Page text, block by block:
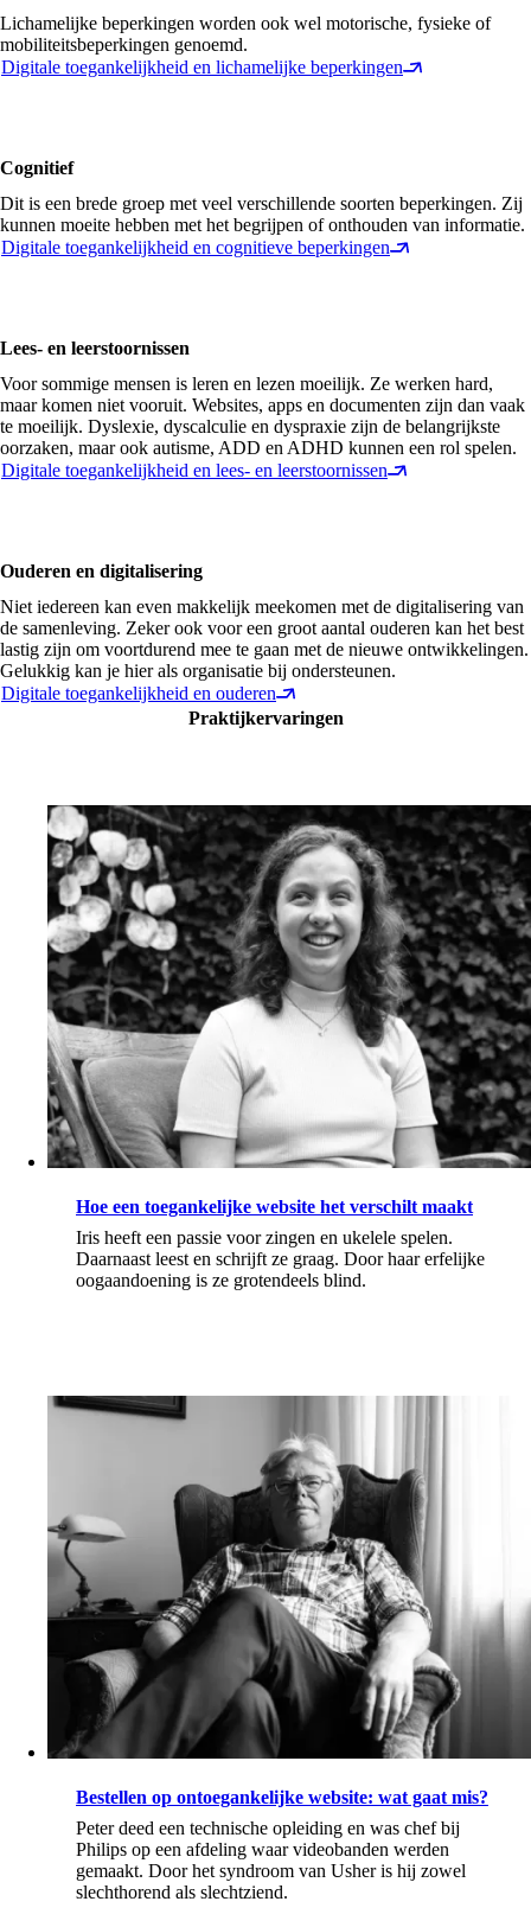
Lichamelijke beperkingen worden ook wel motorische, fysieke of
mobiliteitsbeperkingen genoemd.
Digitale toegankelijkheid en lichamelijke beperkingen
Cognitief
Dit is een brede groep met veel verschillende soorten beperkingen. Zij
kunnen moeite hebben met het begrijpen of onthouden van informatie.
Digitale toegankelijkheid en cognitieve beperkingen
Lees- en leerstoornissen
Voor sommige mensen is leren en lezen moeilijk. Ze werken hard,
maar komen niet vooruit. Websites, apps en documenten zijn dan vaak
te moeilijk. Dyslexie, dyscalculie en dyspraxie zijn de belangrijkste
oorzaken, maar ook autisme, ADD en ADHD kunnen een rol spelen.
Digitale toegankelijkheid en lees- en leerstoornissen
Ouderen en digitalisering
Niet iedereen kan even makkelijk meekomen met de digitalisering van
de samenleving. Zeker ook voor een groot aantal ouderen kan het best
lastig zijn om voortdurend mee te gaan met de nieuwe ontwikkelingen.
Gelukkig kan je hier als organisatie bij ondersteunen.
Digitale toegankelijkheid en ouderen
Praktijkervaringen
Hoe een toegankelijke website het verschilt maakt
Iris heeft een passie voor zingen en ukelele spelen.
Daarnaast leest en schrijft ze graag. Door haar erfelijke
oogaandoening is ze grotendeels blind.
Bestellen op ontoegankelijke website: wat gaat mis?
Peter deed een technische opleiding en was chef bij
Philips op een afdeling waar videobanden werden
gemaakt. Door het syndroom van Usher is hij zowel
slechthorend als slechtziend.